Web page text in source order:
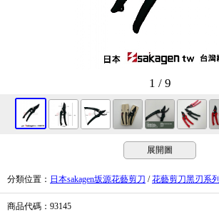
1 / 9
展開圖
分類位置 ： 日本sakagen坂源花藝剪刀 /花藝剪刀黑刃系列
商品代碼 ：93145